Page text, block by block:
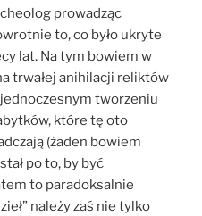
prowadząc
to, co było ukryte
lat. Na tym bowiem w
trwałej anihilacji reliktów
tworzeniu
które tę oto
(żaden bowiem
po to, by być
to paradoksalnie
należy zaś nie tylko